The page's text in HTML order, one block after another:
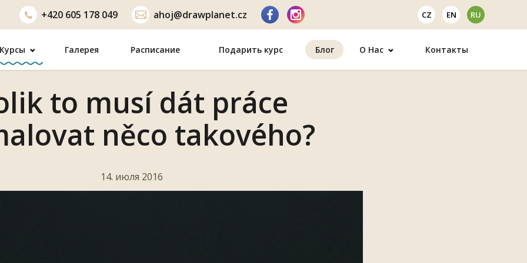
+420 605 178 049 ahoj@drawplanet.cz CZ EN RU
Курсы Галерея Расписание Подарить курс Блог О Нас Контакты
to musí dát práce
něco takového?
14. июля 2016